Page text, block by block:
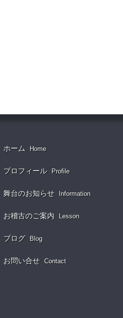
ホーム Home
プロフィール Profile
舞台のお知らせ Information
お稽古のご案内 Lesson
ブログ Blog
お問い合せ Contact